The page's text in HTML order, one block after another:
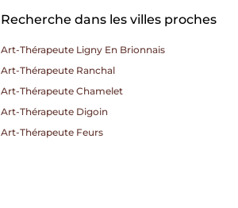
Recherche dans les villes proches
Art-Thérapeute Ligny En Brionnais
Art-Thérapeute Ranchal
Art-Thérapeute Chamelet
Art-Thérapeute Digoin
Art-Thérapeute Feurs